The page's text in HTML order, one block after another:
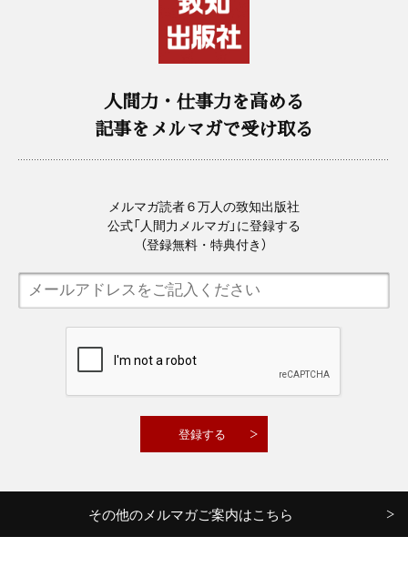
人間力・仕事力を高める
記事をメルマガで受け取る
メルマガ読者６万人の致知出版社
公式「人間力メルマガ」に登録する
（登録無料・特典付き）
その他のメルマガご案内はこちら